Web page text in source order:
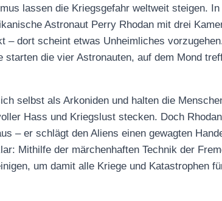
las­sen die Kriegs­ge­fahr welt­weit stei­gen.
Astro­naut Per­ry Rho­dan mit drei
– dort scheint etwas Unheim­li­ches
star­ten die vier Astro­nau­ten, auf dem Mond
selbst als Arko­ni­den und hal­ten die
Hass und Kriegs­lust ste­cken. Doch
– er schlägt den Ali­ens einen gewag­ten
Mit­hil­fe der mär­chen­haf­ten Tech­nik der
um damit alle Krie­ge und Kata­stro­phen